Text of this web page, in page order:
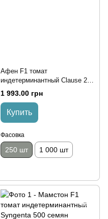
Афен F1 томат
индетерминантный Clause 250
семян
1 993.00 грн
Купить
Фасовка
250 шт 1 000 шт